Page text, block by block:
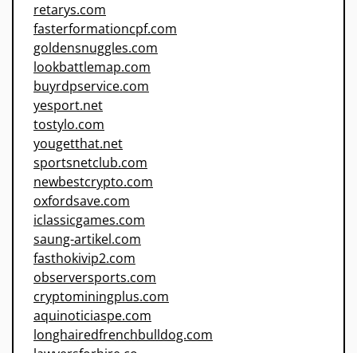
retarys.com
fasterformationcpf.com
goldensnuggles.com
lookbattlemap.com
buyrdpservice.com
yesport.net
tostylo.com
yougetthat.net
sportsnetclub.com
newbestcrypto.com
oxfordsave.com
iclassicgames.com
saung-artikel.com
fasthokivip2.com
observersports.com
cryptominingplus.com
aquinoticiaspe.com
longhairedfrenchbulldog.com